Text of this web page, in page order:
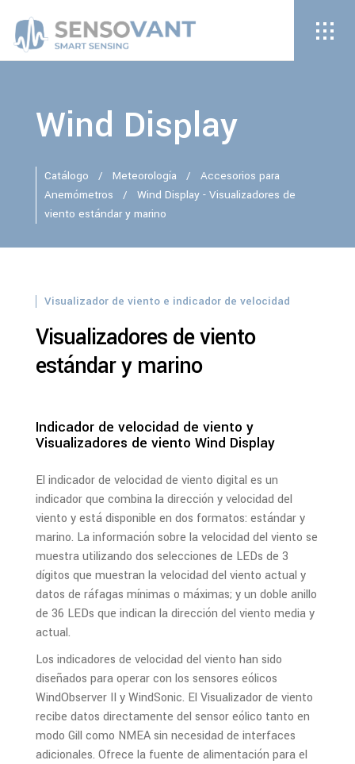
Wind Display
Catálogo / Meteorología /
Accesorios para
Anemómetros
/
Wind Display - Visualizadores de
viento estándar y marino
Visualizador de viento e indicador de velocidad
Visualizadores de viento
estándar y marino
Indicador de velocidad de viento y
Visualizadores de viento Wind Display
El indicador de velocidad de viento digital es un
indicador que combina la dirección y velocidad del
viento y está disponible en dos formatos: estándar y
marino. La información sobre la velocidad del viento se
muestra utilizando dos selecciones de LEDs de 3
dígitos que muestran la velocidad del viento actual y
datos de ráfagas mínimas o máximas; y un doble anillo
de 36 LEDs que indican la dirección del viento media y
actual.
Los indicadores de velocidad del viento han sido
diseñados para operar con los sensores eólicos
WindObserver II y WindSonic. El Visualizador de viento
recibe datos directamente del sensor eólico tanto en
modo Gill como NMEA sin necesidad de interfaces
adicionales. Ofrece la fuente de alimentación para el